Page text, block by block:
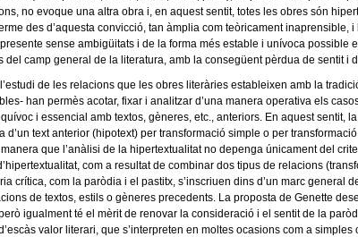
no evoque una altra obra i, en aquest sentit, totes les obres són
des d’aquesta convicció, tan àmplia com teòricament
sense ambigüitats i de la forma més estable i unívoca
del camp general de la literatura, amb la consegüent pèrdua de sentit i
de les relacions que les obres literàries estableixen amb la
han permès acotar, fixar i analitzar d’una manera operativa els
i essencial amb textos, gèneres, etc., anteriors. En aquest
d’un text anterior (hipotext) per transformació simple o per
que l’anàlisi de la hipertextualitat no depenga únicament del
com a resultat de combinar dos tipus de relacions
crítica, com la paròdia i el pastitx, s’inscriuen dins d’un marc
de textos, estils o gèneres precedents. La proposta de Genette
igualment té el mèrit de renovar la consideració i el sentit de la
valor literari, que s’interpreten en moltes ocasions com a simples